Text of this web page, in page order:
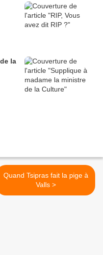
la
Quand Tsipras fait la pige à
Valls >